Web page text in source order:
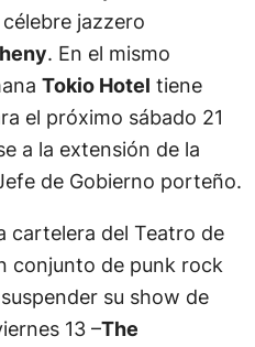
jazzero
. En el mismo
Tokio Hotel tiene
el próximo sábado 21
a la extensión de la
de Gobierno porteño.
cartelera del Teatro de
conjunto de punk rock
su show de
13 –The